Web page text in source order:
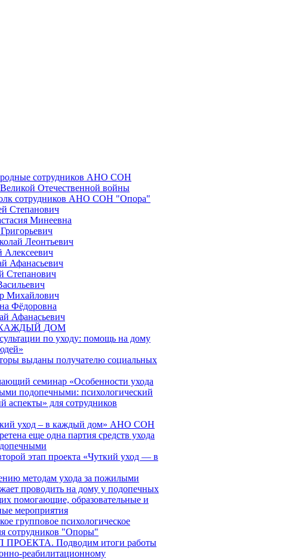
сотрудников АНО СОН
Отечественной войны
сотрудников АНО СОН "Опора"
Степанович
Минеевна
Леонтьевич
Алексеевич
Афанасьевич
Степанович
Михайлович
Фёдоровна
Афанасьевич
ДОМ
по уходу: помощь на дому
выданы получателю социальных
семинар «Особенности ухода
подопечными: психологический
аспекты» для сотрудников
уход – в каждый дом» АНО СОН
еще одна партия средств ухода
этап проекта «Чуткий уход — в
методам ухода за пожилыми
проводить на дому у подопечных
помогающие, образовательные и
мероприятия
групповое психологическое
сотрудников "Опоры"
Подводим итоги работы
реабилитационному